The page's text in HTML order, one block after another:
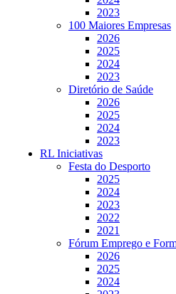
2023
100 Maiores Empresas
2026
2025
2024
2023
Diretório de Saúde
2026
2025
2024
2023
RL Iniciativas
Festa do Desporto
2025
2024
2023
2022
2021
Fórum Emprego e
2026
2025
2024